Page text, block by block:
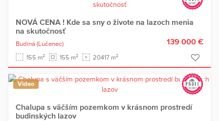
NOVÁ CENA ! Kde sa sny o živote na lazoch menia
na skutočnosť
Budiná (Lučenec)
155 m2 155 m2 20417 m2
139 000 €
Video
Chalupa s väčším pozemkom v krásnom prostredí
budinských lazov